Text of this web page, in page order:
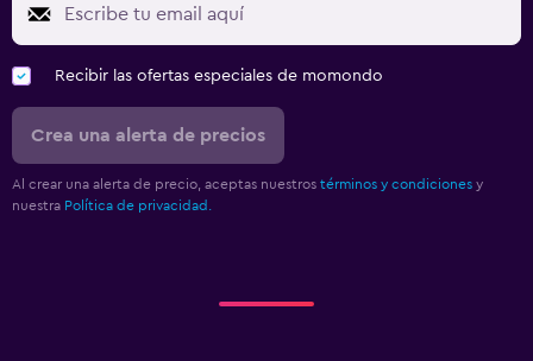
Recibir las ofertas especiales de momondo
Crea una alerta de precios
Al crear una alerta de precio, aceptas nuestros términos y condiciones y
nuestra Política de privacidad.